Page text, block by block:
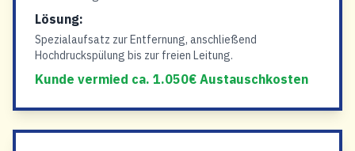
Lösung:
Spezialaufsatz zur Entfernung, anschließend
Hochdruckspülung bis zur freien Leitung.
Kunde vermied ca. 1.050€ Austauschkosten